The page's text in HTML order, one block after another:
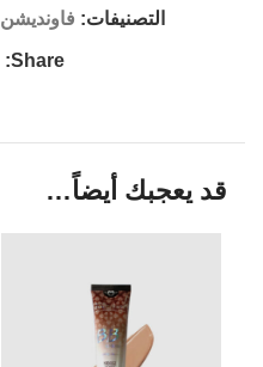
التصنيفات: فاونديشن
Share:
قد يعجبك أيضاً…